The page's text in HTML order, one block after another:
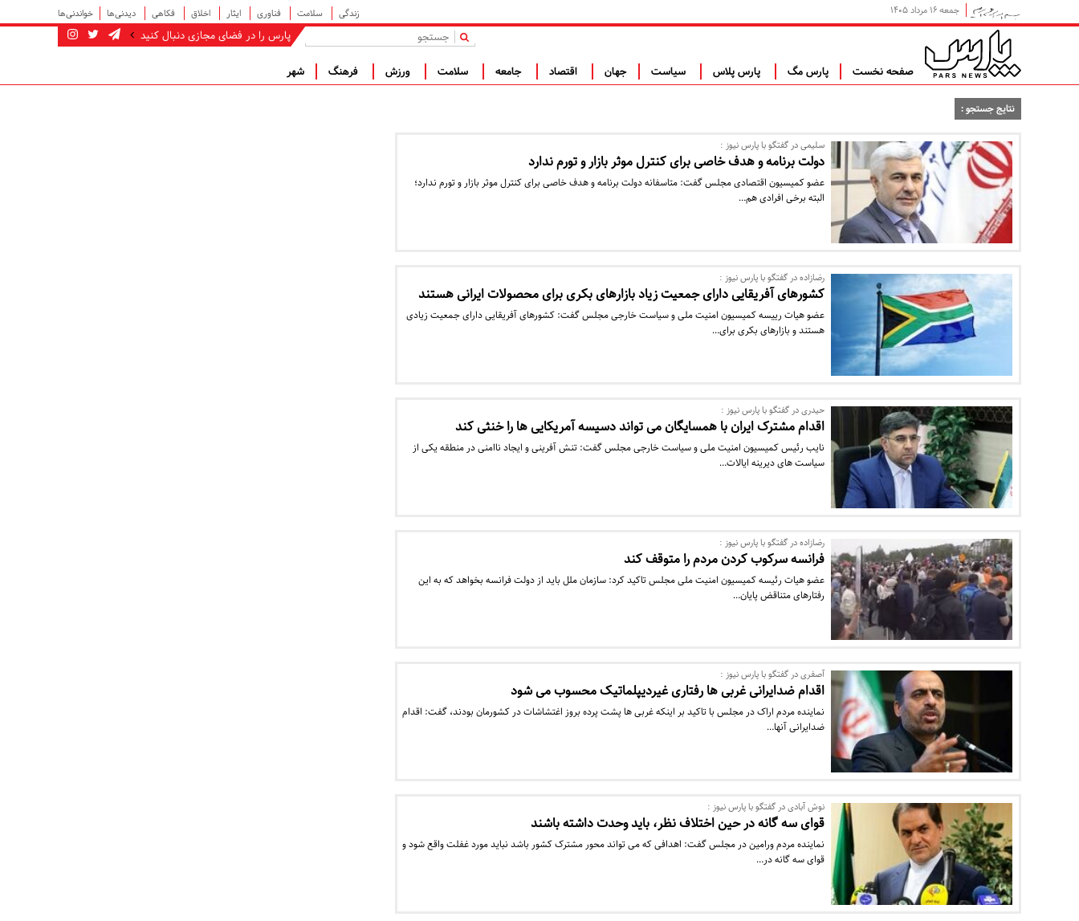
جمعه ۱۶ مرداد ۱۴۰۵ زندگی سلامت فناوری ایثار اخلاق فکاهی دیدنی‌ها خواندنی‌ها
پارس را در فضای مجازی دنبال کنید |
صفحه نخست پارس مگ پارس پلاس سیاست جهان اقتصاد جامعه سلامت ورزش فرهنگ شهر
نتایج جستجو :
سلیمی در گفتگو با پارس نیوز :
دولت برنامه و هدف خاصی برای کنترل موثر بازار و تورم ندارد
عضو کمیسیون اقتصادی مجلس گفت: متاسفانه دولت برنامه و هدف خاصی برای کنترل موثر بازار و تورم ندارد؛
البته برخی افرادی هم…
رضازاده در گفتگو با پارس نیوز :
کشورهای آفریقایی دارای جمعیت زیاد بازارهای بکری برای محصولات ایرانی هستند
عضو هیات رییسه کمیسیون امنیت ملی و سیاست خارجی مجلس گفت: کشورهای آفریقایی دارای جمعیت زیادی
هستند و بازارهای بکری برای…
حیدری در گفتگو با پارس نیوز :
اقدام مشترک ایران با همسایگان می تواند دسیسه آمریکایی ها را خنثی کند
نایب رئیس کمیسیون امنیت ملی و سیاست خارجی مجلس گفت: تنش آفرینی و ایجاد ناامنی در منطقه یکی از
سیاست های دیرینه ایالات…
رضازاده در گفتگو با پارس نیوز :
فرانسه سرکوب کردن مردم را متوقف کند
عضو هیات رئیسه کمیسیون امنیت ملی مجلس تاکید کرد: سازمان ملل باید از دولت فرانسه بخواهد که به این
رفتارهای متناقض پایان…
آصفری در گفتگو با پارس نیوز :
اقدام ضدایرانی غربی ها رفتاری غیردیپلماتیک محسوب می شود
نماینده مردم اراک در مجلس با تاکید بر اینکه غربی ها پشت پرده بروز اغتشاشات در کشورمان بودند، گفت: اقدام
ضدایرانی آنها…
نوش آبادی در گفتگو با پارس نیوز :
قوای سه گانه در حین اختلاف نظر، باید وحدت داشته باشند
نماینده مردم ورامین در مجلس گفت: اهدافی که می تواند محور مشترک کشور باشد نباید مورد غفلت واقع شود و
قوای سه گانه در…